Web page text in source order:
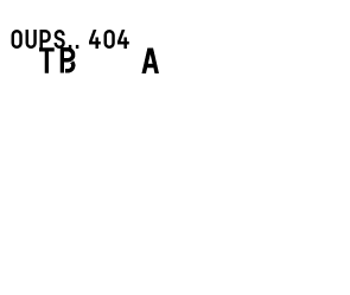
oups.. 404